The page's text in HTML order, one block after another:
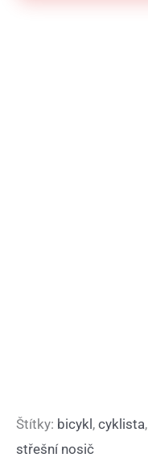
Štítky: bicykl , cyklista,
střešní nosič